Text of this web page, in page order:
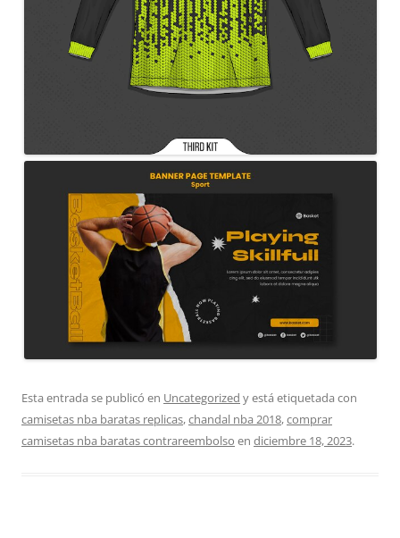
Esta entrada se publicó en Uncategorized y está etiquetada con
camisetas nba baratas replicas,chandal nba 2018,comprar
camisetas nba baratas contrareembolso en diciembre 18, 2023.